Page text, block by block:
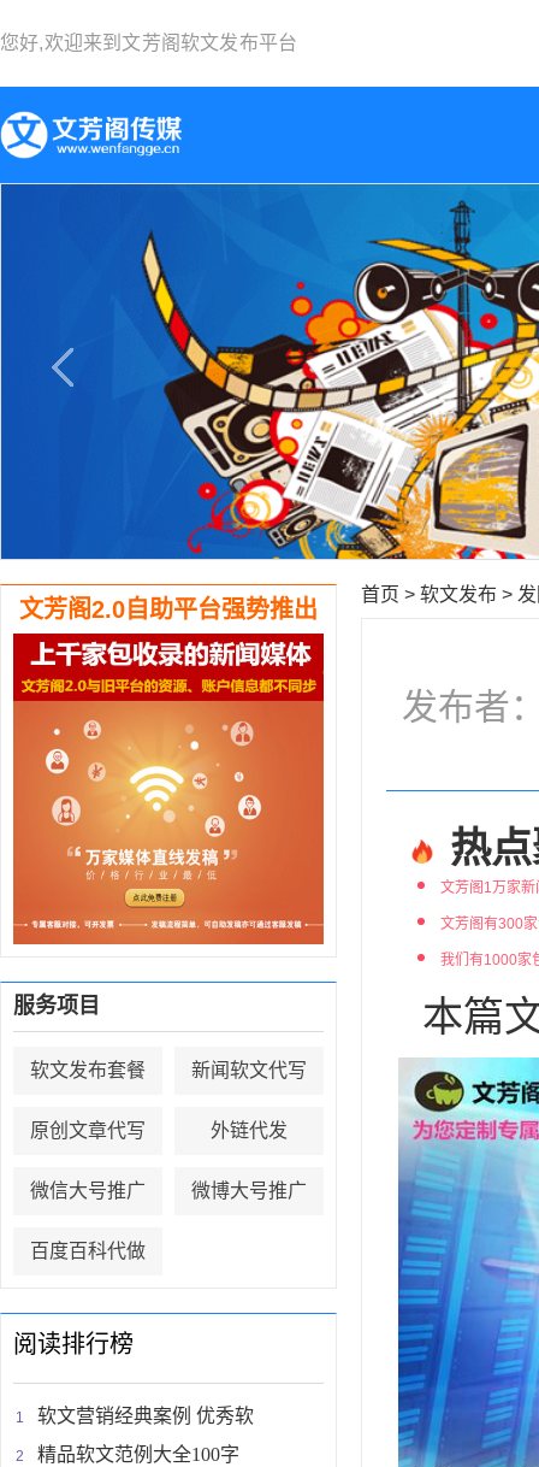
您好,欢迎来到 文芳阁软文发布平台
文芳阁2.0自助平台强势推出
服务项目
软文发布套餐 新闻软文代写
原创文章代写 外链代发
微信大号推广 微博大号推广
百度百科代做
阅读排行榜
软文营销经典案例 优秀软
精品软文范例大全100字
首页 > 软文发布 >
发布者
热
文芳阁1万家
文芳阁有300
我们有1000家
本篇